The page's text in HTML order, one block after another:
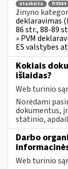
ataskaita fr0564
žinyno
deklaravimas
86 str., 88-89
» PVM
ES valstybes
Kokiais
išlaidas?
Web turinio
Norėdami
dokumentus,
statinio,
Darbo
Web turinio